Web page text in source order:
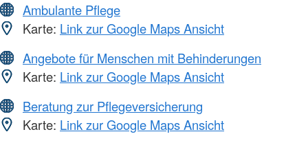
Ambulante Pflege
Karte: Link zur Google Maps Ansicht
Angebote für Menschen mit Behinderungen
Karte: Link zur Google Maps Ansicht
Beratung zur Pflegeversicherung
Karte: Link zur Google Maps Ansicht